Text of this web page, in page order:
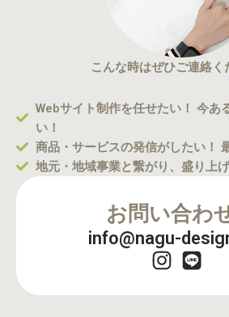
こんな時はぜひご連絡く
Webサイト制作を任せたい！ 今あ
い！
商品・サービスの発信がしたい！
地元・地域事業と繋がり、盛り上げ
お問い合わ
info@nagu-